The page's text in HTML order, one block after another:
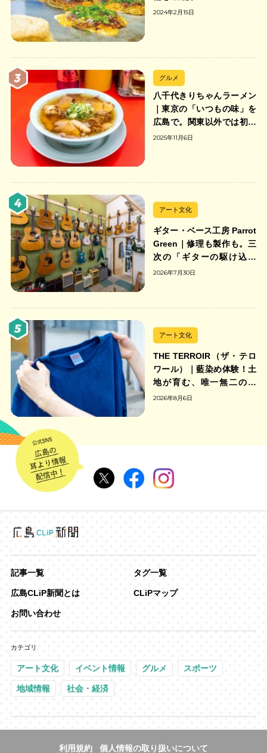
2024年2月15日
グルメ
八千代きりちゃんラーメン
｜東京の「いつもの味」を
広島で。関東以外では初の
「ちゃんのれん組合」加盟
2025年11月6日
アート文化
ギター・ベース工房 Parrot
Green｜修理も製作も。三
次の「ギターの駆け込み
寺」
2026年7月30日
アート文化
THE TERROIR（ザ・テロ
ワール）｜藍染め体験！土
地が育む、唯一無二の藍
色。
2026年8月6日
記事一覧 タグ一覧
広島CLiP新聞とは CLiPマップ
お問い合わせ
カテゴリ
アート文化 イベント情報 グルメ スポーツ
地域情報 社会・経済
利用規約 個人情報の取り扱いについて